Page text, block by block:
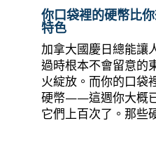
你口袋裡的硬幣比
特色
加拿大國慶日總能讓
過時根本不會留意的
火綻放。而你的口袋
硬幣——這週你大概
它們上百次了。那